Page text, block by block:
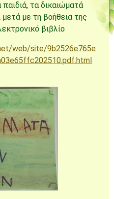
τα δικαιώματά
με τη βοήθεια της
βιβλίο
web/site/9b2526e765e